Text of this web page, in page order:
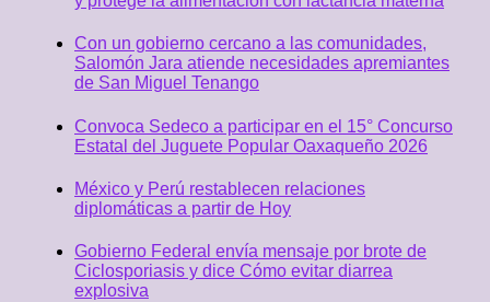
Con un gobierno cercano a las comunidades,
Salomón Jara atiende necesidades apremiantes
de San Miguel Tenango
Convoca Sedeco a participar en el 15° Concurso
Estatal del Juguete Popular Oaxaqueño 2026
México y Perú restablecen relaciones
diplomáticas a partir de Hoy
Gobierno Federal envía mensaje por brote de
Ciclosporiasis y dice Cómo evitar diarrea
explosiva